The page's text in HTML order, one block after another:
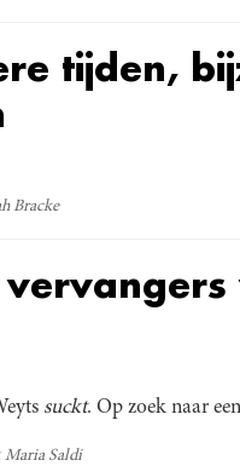
tijden,
Bracke
suckt. Op zoek naar
Maria Saldi